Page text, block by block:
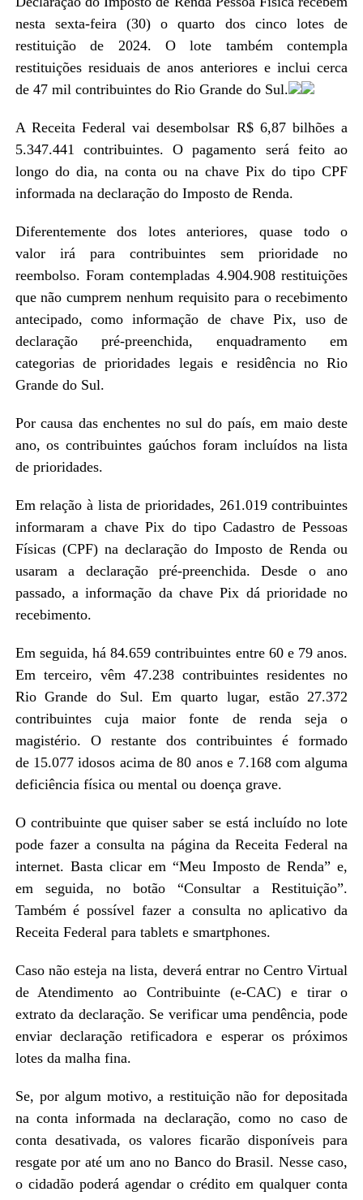
nesta sexta-feira (30) o quarto dos cinco lotes de
restituição de 2024. O lote também contempla
restituições residuais de anos anteriores e inclui cerca
de 47 mil contribuintes do Rio Grande do Sul.
A Receita Federal vai desembolsar R$ 6,87 bilhões a
5.347.441 contribuintes. O pagamento será feito ao
longo do dia, na conta ou na chave Pix do tipo CPF
informada na declaração do Imposto de Renda.
Diferentemente dos lotes anteriores, quase todo o
valor irá para contribuintes sem prioridade no
reembolso. Foram contempladas 4.904.908 restituições
que não cumprem nenhum requisito para o recebimento
antecipado, como informação de chave Pix, uso de
declaração pré-preenchida, enquadramento em
categorias de prioridades legais e residência no Rio
Grande do Sul.
Por causa das enchentes no sul do país, em maio deste
ano, os contribuintes gaúchos foram incluídos na lista
de prioridades.
Em relação à lista de prioridades, 261.019 contribuintes
informaram a chave Pix do tipo Cadastro de Pessoas
Físicas (CPF) na declaração do Imposto de Renda ou
usaram a declaração pré-preenchida. Desde o ano
passado, a informação da chave Pix dá prioridade no
recebimento.
Em seguida, há 84.659 contribuintes entre 60 e 79 anos.
Em terceiro, vêm 47.238 contribuintes residentes no
Rio Grande do Sul. Em quarto lugar, estão 27.372
contribuintes cuja maior fonte de renda seja o
magistério. O restante dos contribuintes é formado
de 15.077 idosos acima de 80 anos e 7.168 com alguma
deficiência física ou mental ou doença grave.
O contribuinte que quiser saber se está incluído no lote
pode fazer a consulta na página da Receita Federal na
internet. Basta clicar em “Meu Imposto de Renda” e,
em seguida, no botão “Consultar a Restituição”.
Também é possível fazer a consulta no aplicativo da
Receita Federal para tablets e smartphones.
Caso não esteja na lista, deverá entrar no Centro Virtual
de Atendimento ao Contribuinte (e-CAC) e tirar o
extrato da declaração. Se verificar uma pendência, pode
enviar declaração retificadora e esperar os próximos
lotes da malha fina.
Se, por algum motivo, a restituição não for depositada
na conta informada na declaração, como no caso de
conta desativada, os valores ficarão disponíveis para
resgate por até um ano no Banco do Brasil. Nesse caso,
o cidadão poderá agendar o crédito em qualquer conta